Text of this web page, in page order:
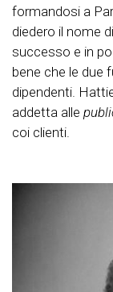
formandosi a
diedero il nome
successo e in
bene che le due
dipendenti.
addetta alle
coi clienti.